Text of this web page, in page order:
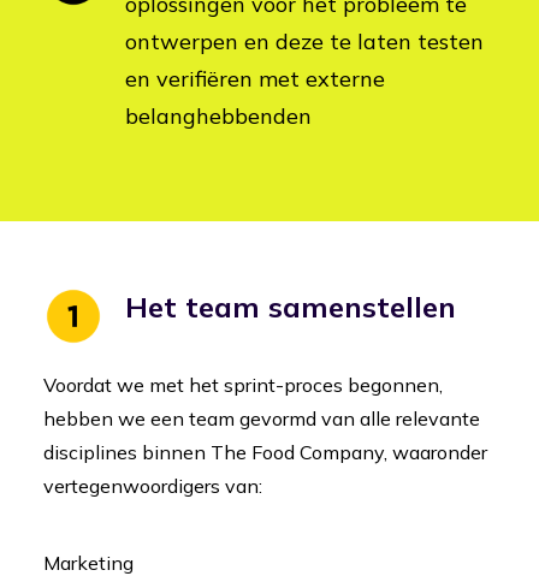
ontwerpen en deze te laten testen
en verifiëren met externe
belanghebbenden
Het team samenstellen
Voordat we met het sprint-proces begonnen,
hebben we een team gevormd van alle relevante
disciplines binnen The Food Company, waaronder
vertegenwoordigers van:
Marketing